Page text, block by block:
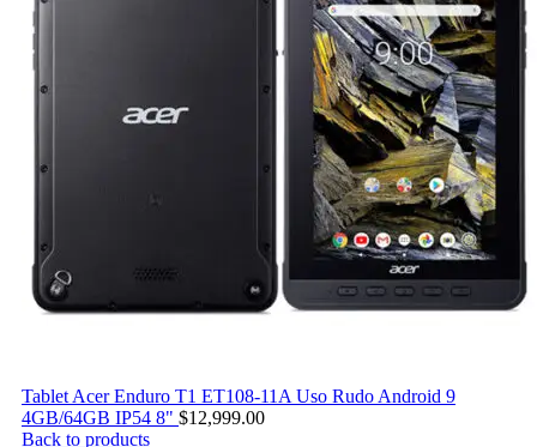
Tablet Acer Enduro T1 ET108-11A Uso Rudo Android 9
4GB/64GB IP54 8" $12,999.00
Back to products